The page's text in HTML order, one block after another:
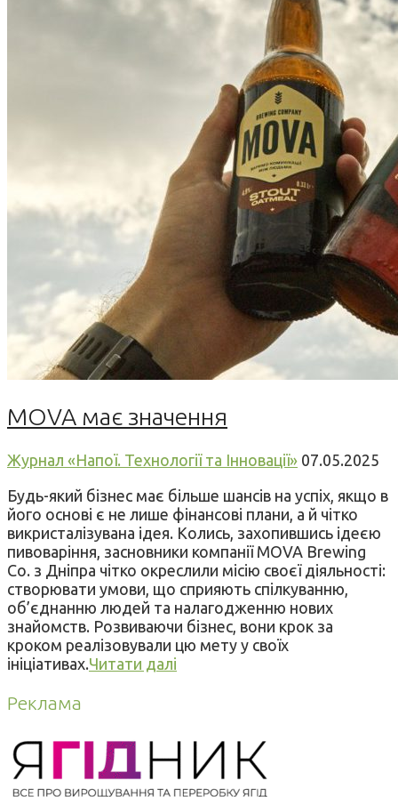
MOVA має значення
Журнал «Напої. Технології та Інновації» 07.05.2025
Будь-який бізнес має більше шансів на успіх, якщо в
його основі є не лише фінансові плани, а й чітко
викристалізувана ідея. Колись, захопившись ідеєю
пивоваріння, засновники компанії MOVA Brewing
Co. з Дніпра чітко окреслили місію своєї діяльності:
створювати умови, що сприяють спілкуванню,
об’єднанню людей та налагодженню нових
знайомств. Розвиваючи бізнес, вони крок за
кроком реалізовували цю мету у своїх
ініціативах.Читати далі
Реклама